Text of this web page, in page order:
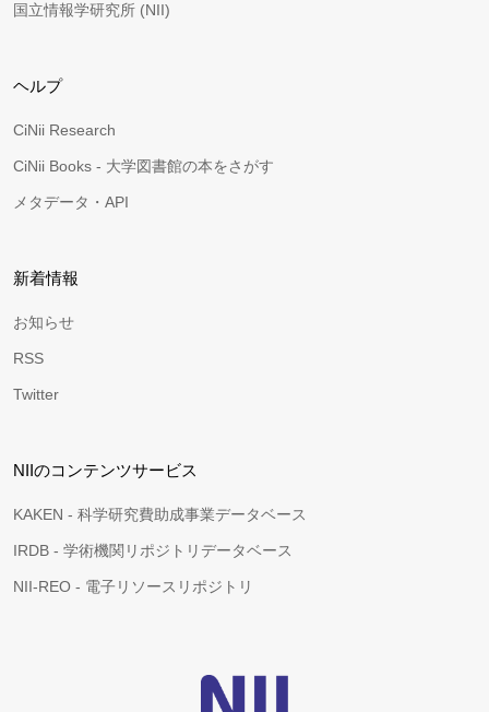
国立情報学研究所 (NII)
ヘルプ
CiNii Research
CiNii Books - 大学図書館の本をさがす
メタデータ・API
新着情報
お知らせ
RSS
Twitter
NIIのコンテンツサービス
KAKEN - 科学研究費助成事業データベース
IRDB - 学術機関リポジトリデータベース
NII-REO - 電子リソースリポジトリ